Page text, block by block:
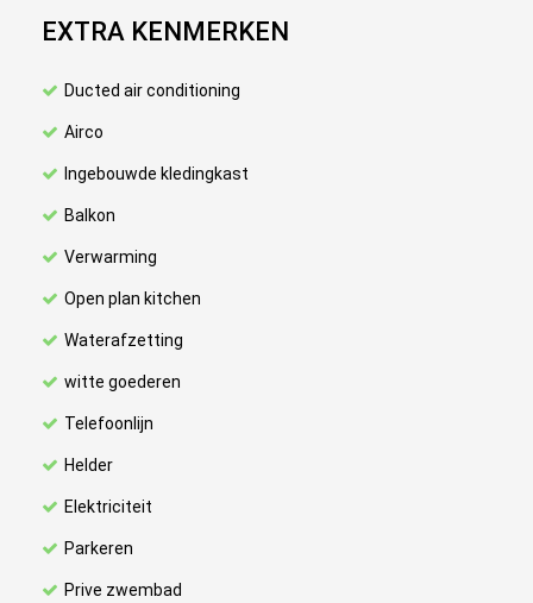
EXTRA KENMERKEN
Ducted air conditioning
Airco
Ingebouwde kledingkast
Balkon
Verwarming
Open plan kitchen
Waterafzetting
witte goederen
Telefoonlijn
Helder
Elektriciteit
Parkeren
Prive zwembad